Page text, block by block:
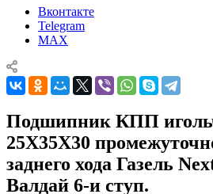
Вконтакте
Telegram
MAX
Подшипник КПП
25X35X30
заднего хода Газель
Валдай 6-и ступ.